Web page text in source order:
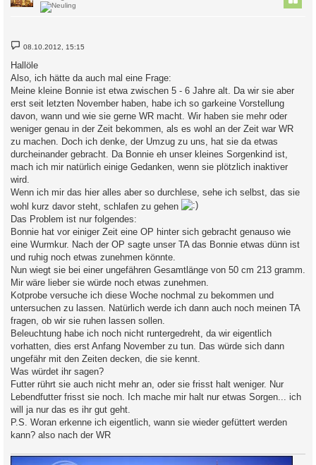
B
e
i
t
r
a
g
08.10.2012, 15:15
Hallöle
Also, ich hätte da auch mal eine Frage:
Meine kleine Bonnie ist etwa zwischen 5 - 6 Jahre alt. Da wir sie aber
erst seit letzten November haben, habe ich so garkeine Vorstellung
davon, wann und wie sie gerne WR macht. Wir haben sie mehr oder
weniger genau in der Zeit bekommen, als es wohl an der Zeit war WR
zu machen. Doch ich denke, der Umzug zu uns, hat sie da etwas
durcheinander gebracht. Da Bonnie eh unser kleines Sorgenkind ist,
mach ich mir natürlich einige Gedanken, wenn sie plötzlich inaktiver
wird.
Wenn ich mir das hier alles aber so durchlese, sehe ich selbst, das sie
wohl kurz davor steht, schlafen zu gehen
Das Problem ist nur folgendes:
Bonnie hat vor einiger Zeit eine OP hinter sich gebracht genauso wie
eine Wurmkur. Nach der OP sagte unser TA das Bonnie etwas dünn ist
und ruhig noch etwas zunehmen könnte.
Nun wiegt sie bei einer ungefähren Gesamtlänge von 50 cm 213 gramm.
Mir wäre lieber sie würde noch etwas zunehmen.
Kotprobe versuche ich diese Woche nochmal zu bekommen und
untersuchen zu lassen. Natürlich werde ich dann auch noch meinen TA
fragen, ob wir sie ruhen lassen sollen.
Beleuchtung habe ich noch nicht runtergedreht, da wir eigentlich
vorhatten, dies erst Anfang November zu tun. Das würde sich dann
ungefähr mit den Zeiten decken, die sie kennt.
Was würdet ihr sagen?
Futter rührt sie auch nicht mehr an, oder sie frisst halt weniger. Nur
Lebendfutter frisst sie noch. Ich mache mir halt nur etwas Sorgen... ich
will ja nur das es ihr gut geht.
P.S. Woran erkenne ich eigentlich, wann sie wieder gefüttert werden
kann? also nach der WR